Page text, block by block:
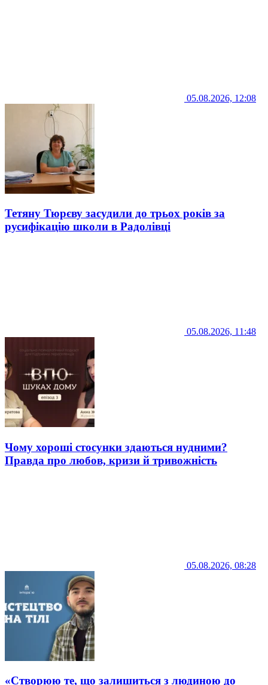
05.08.2026, 12:08
Тетяну Тюрєву засудили до трьох років за
русифікацію школи в Радолівці
05.08.2026, 11:48
Чому хороші стосунки здаються нудними?
Правда про любов, кризи й тривожність
05.08.2026, 08:28
«Створюю те, що залишиться з людиною до